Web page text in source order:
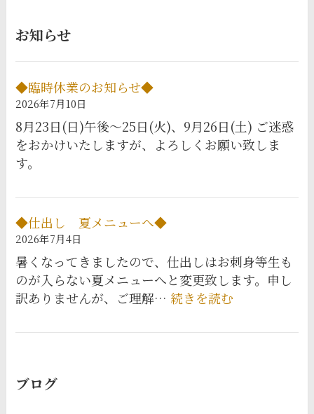
お知らせ
◆臨時休業のお知らせ◆
2026年7月10日
8月23日(日)午後～25日(火)、9月26日(土) ご迷惑
をおかけいたしますが、よろしくお願い致しま
す。
◆仕出し 夏メニューへ◆
2026年7月4日
暑くなってきましたので、仕出しはお刺身等生も
のが入らない夏メニューへと変更致します。申し
訳ありませんが、ご理解… 続きを読む
仕
ブログ